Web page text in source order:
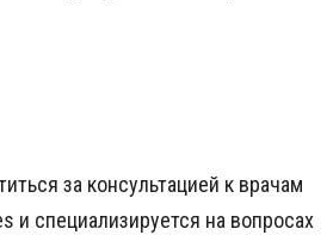
за консультацией к врачам
и специализируется на вопросах